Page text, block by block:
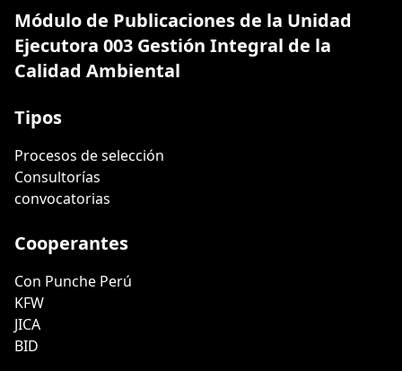
Módulo de Publicaciones de la Unidad
Ejecutora 003 Gestión Integral de la
Calidad Ambiental
Tipos
Procesos de selección
Consultorías
convocatorias
Cooperantes
Con Punche Perú
KFW
JICA
BID